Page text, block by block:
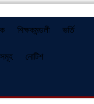
শিক্ষকমন্ডলী ভর্তি
নোটিশ